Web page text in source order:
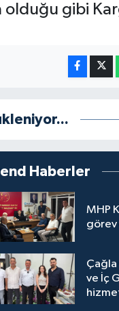
gibi
Haberler
MHP
görev
ve İç